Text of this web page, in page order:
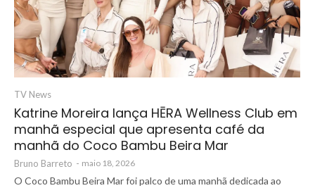
TV News
Katrine Moreira lança HĒRA Wellness Club em
manhã especial que apresenta café da
manhã do Coco Bambu Beira Mar
Bruno Barreto - maio 18, 2026
O Coco Bambu Beira Mar foi palco de uma manhã dedicada ao